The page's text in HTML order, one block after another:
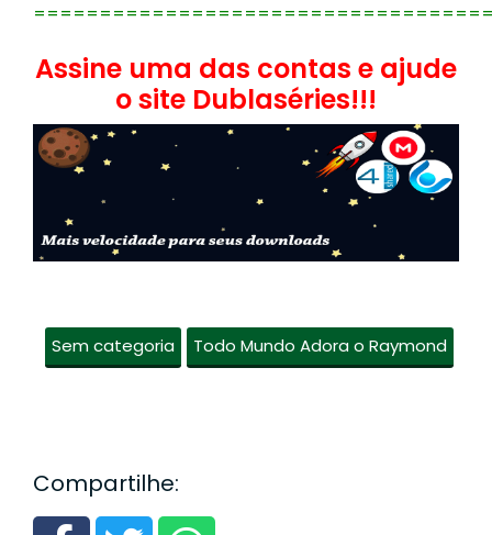
Assine uma das contas e ajude
o site Dublaséries!!!
Sem categoria Todo Mundo Adora o Raymond
Compartilhe: